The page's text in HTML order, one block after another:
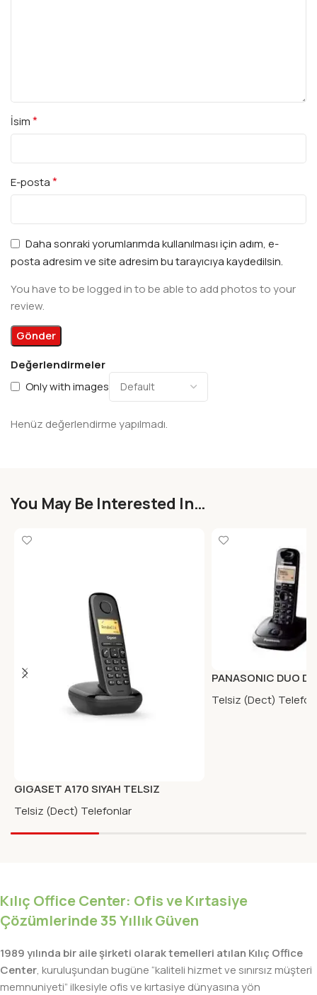
Değerlendirmeler
Only with images
Henüz değerlendirme yapılmadı.
İsim*
E-posta*
Daha sonraki yorumlarımda kullanılması için adım, e-
posta adresim ve site adresim bu tarayıcıya kaydedilsin.
You have to be logged in to be able to add photos to your
review.
You May Be Interested In…
GIGASET A170 SIYAH TELSIZ
TELEFON
Telsiz (Dect) Telefonlar
PANASONIC DUO
G2512PA
Telsiz (Dect)
Kılıç Office Center: Ofis ve Kırtasiye
Çözümlerinde 35 Yıllık Güven
1989 yılında bir aile şirketi olarak temelleri atılan Kılıç Office
Center, kuruluşundan bugüne “kaliteli hizmet ve sınırsız müşteri
memnuniyeti” ilkesiyle ofis ve kırtasiye dünyasına yön